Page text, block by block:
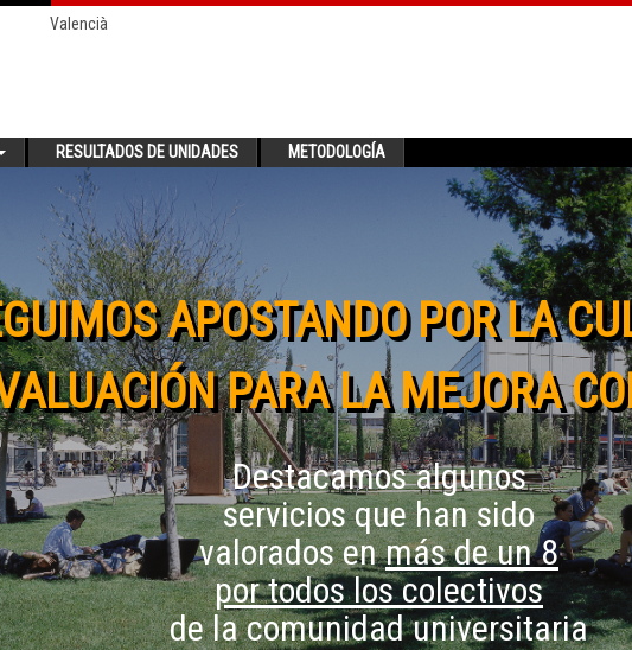
Valencià
RESULTADOS DE UNIDADES METODOLOGÍA
APOSTANDO POR LA
PARA LA MEJORA
Destacamos algunos
servicios que han sido
valorados enmás de un 8
por todos los colectivos
de la comunidad universitaria